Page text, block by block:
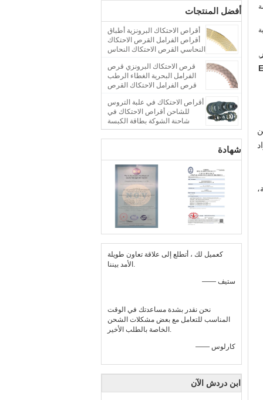
أفضل المنتجات
أقراص الاحتكاك البرونزية أطباق
أقراص الفرامل القرص الاحتكاك
النحاسي القرص الاحتكاك النحاس
قرص الاحتكاك البرونزي قرص
الفرامل البحرية الغطاء الرطب
قرص الفرامل الاحتكاك القرص
أقراص الاحتكاك في علبة التروس
للشاحن أقراص الاحتكاك في
شاحنة الشوكة بطاقة الكبسة
شهادة
كعميل لك ، أتطلع إلى علاقة تعاون طويلة
الأمد بيننا.
—— ستيف
نحن نقدر بشدة مساعدتك في الوقت
المناسب للتعامل مع بعض مشكلات الشحن
الخاصة بالطلب الأخير.
—— كارلوس
ابن دردش الآن
,